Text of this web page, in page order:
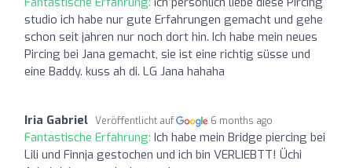
studio ich habe nur gute Erfahrungen gemacht und gehe
schon seit jahren nur noch dort hin. Ich habe mein neues
Pircing bei Jana gemacht, sie ist eine richtig süsse und
eine Baddy. kuss ah di. LG Jana hahaha
Iria Gabriel Veröffentlicht auf 6 months ago
Fantastische Erfahrung: Ich habe mein Bridge piercing bei
Lili und Finnja gestochen und ich bin VERLIEBTT! Üchi